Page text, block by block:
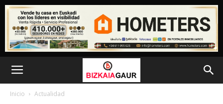
Inicio Actualidad